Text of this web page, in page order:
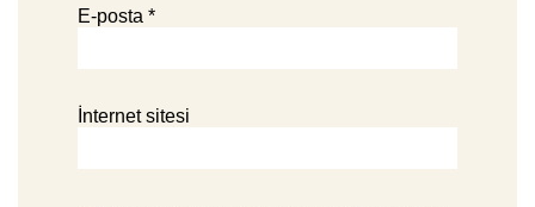
E-posta *
İnternet sitesi